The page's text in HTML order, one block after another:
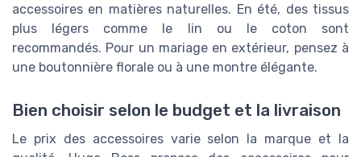
accessoires en matières naturelles. En été, des tissus
plus légers comme le lin ou le coton sont
recommandés. Pour un mariage en extérieur, pensez à
une boutonnière florale ou à une montre élégante.
Bien choisir selon le budget et la livraison
Le prix des accessoires varie selon la marque et la